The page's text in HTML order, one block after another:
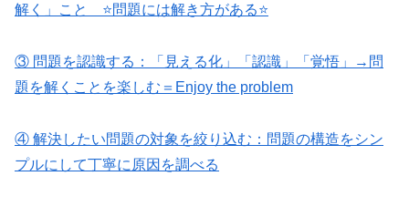
解く」こと ⭐️問題には解き方がある⭐️
③ 問題を認識する：「見える化」「認識」「覚悟」→問
題を解くことを楽しむ＝Enjoy the problem
④ 解決したい問題の対象を絞り込む：問題の構造をシン
プルにして丁寧に原因を調べる